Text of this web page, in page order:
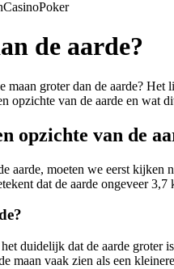
CasinoPoker
de aarde?
maan groter dan de aarde?
opzichte van de aarde en wat
opzichte van de
aarde, moeten we eerst
dat de aarde ongeveer
duidelijk dat de aarde groter
maan vaak zien als een